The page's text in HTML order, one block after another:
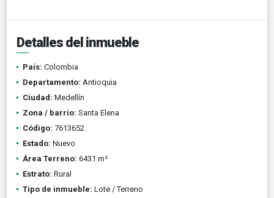
Detalles del inmueble
País: Colombia
Departamento: Antioquia
Ciudad: Medellín
Zona / barrio: Santa Elena
Código: 7613652
Estado: Nuevo
Área Terreno: 6431 m²
Estrato: Rural
Tipo de inmueble: Lote / Terreno